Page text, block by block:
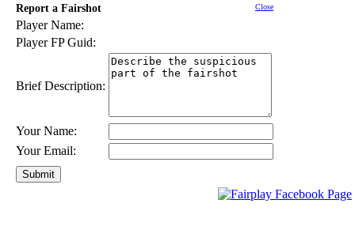
Report a Fairshot Close
Player Name:
Player FP Guid:
Brief Description:
Your Name:
Your Email: